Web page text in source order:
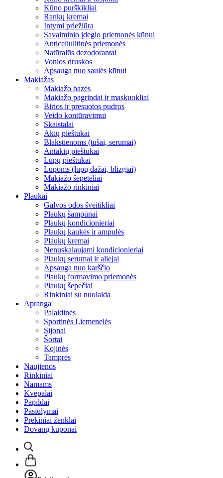
Kūno purškikliai
Rankų kremai
Intymi priežiūra
Savaiminio įdegio priemonės kūnui
Anticeliulitinės priemonės
Natūralūs dezodorantai
Vonios druskos
Apsauga nuo saulės kūnui
Makiažas
Makiažo bazės
Makiažo pagrindai ir maskuokliai
Birios ir presuotos pudros
Veido kontūravimui
Skaistalai
Akių pieštukai
Blakstienoms (tušai, serumai)
Antakių pieštukai
Lūpų pieštukai
Lūpoms (lūpų dažai, blizgiai)
Makiažo šepetėliai
Makiažo rinkiniai
Plaukai
Galvos odos šveitikliai
Plaukų šampūnai
Plaukų kondicionieriai
Plaukų kaukės ir ampulės
Plaukų kremai
Nenuskalaujami kondicionieriai
Plaukų serumai ir aliejai
Apsauga nuo karščio
Plaukų formavimo priemonės
Plaukų šepečiai
Rinkiniai su nuolaida
Apranga
Palaidinės
Sportinės Liemenelės
Sijonai
Šortai
Kojinės
Tamprės
Naujienos
Rinkiniai
Namams
Kvepalai
Papildai
Pasiūlymai
Prekiniai ženklai
Dovanų kuponai